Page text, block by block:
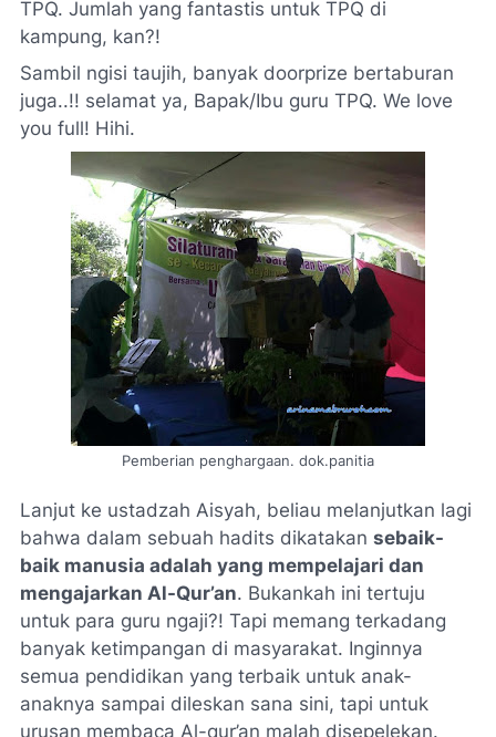
TPQ. Jumlah yang fantastis untuk TPQ di
kampung, kan?!
Sambil ngisi taujih, banyak doorprize bertaburan
juga..!! selamat ya, Bapak/Ibu guru TPQ. We love
you full! Hihi.
Pemberian penghargaan. dok.panitia
Lanjut ke ustadzah Aisyah, beliau melanjutkan lagi
bahwa dalam sebuah hadits dikatakan sebaik-
baik manusia adalah yang mempelajari dan
mengajarkan Al-Qur’an. Bukankah ini tertuju
untuk para guru ngaji?! Tapi memang terkadang
banyak ketimpangan di masyarakat. Inginnya
semua pendidikan yang terbaik untuk anak-
anaknya sampai dileskan sana sini, tapi untuk
urusan membaca Al-qur’an malah disepelekan.